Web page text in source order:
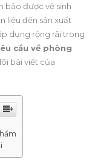
bảo được vệ sinh
liệu đến sản xuất
dụng rộng rãi trong
cầu về phòng
bài viết của